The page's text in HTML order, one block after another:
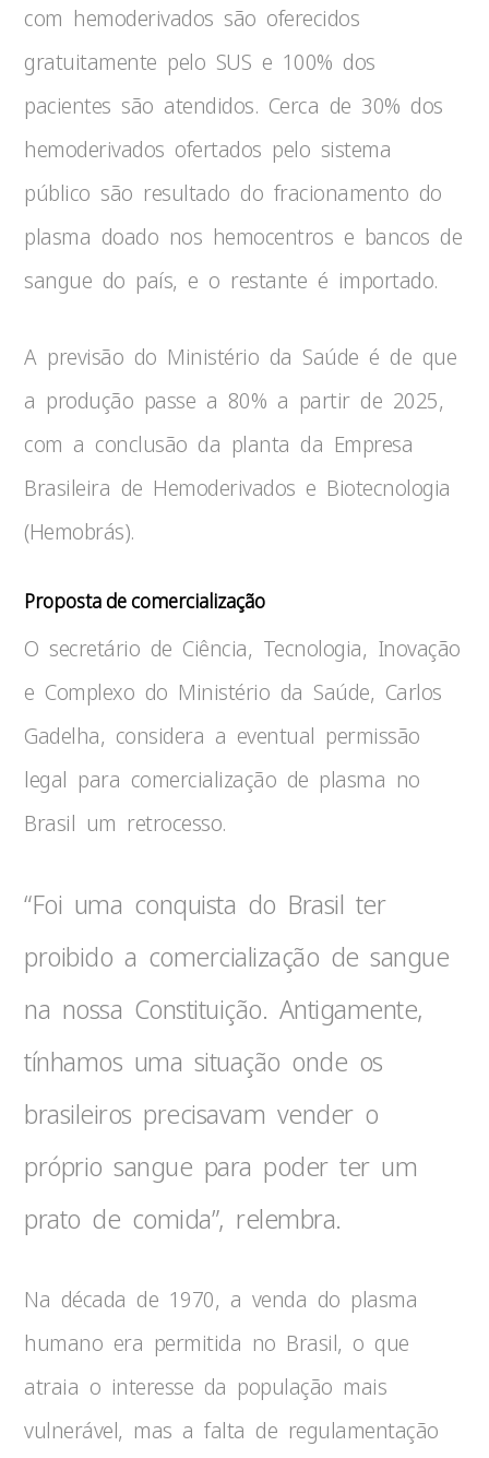
com hemoderivados são oferecidos
gratuitamente pelo SUS e 100% dos
pacientes são atendidos. Cerca de 30% dos
hemoderivados ofertados pelo sistema
público são resultado do fracionamento do
plasma doado nos hemocentros e bancos de
sangue do país, e o restante é importado.
A previsão do Ministério da Saúde é de que
a produção passe a 80% a partir de 2025,
com a conclusão da planta da Empresa
Brasileira de Hemoderivados e Biotecnologia
(Hemobrás).
Proposta de comercialização
O secretário de Ciência, Tecnologia, Inovação
e Complexo do Ministério da Saúde, Carlos
Gadelha, considera a eventual permissão
legal para comercialização de plasma no
Brasil um retrocesso.
“Foi uma conquista do Brasil ter
proibido a comercialização de sangue
na nossa Constituição. Antigamente,
tínhamos uma situação onde os
brasileiros precisavam vender o
próprio sangue para poder ter um
prato de comida”, relembra.
Na década de 1970, a venda do plasma
humano era permitida no Brasil, o que
atraia o interesse da população mais
vulnerável, mas a falta de regulamentação